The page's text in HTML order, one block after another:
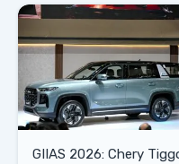
GIIAS 2026: Chery